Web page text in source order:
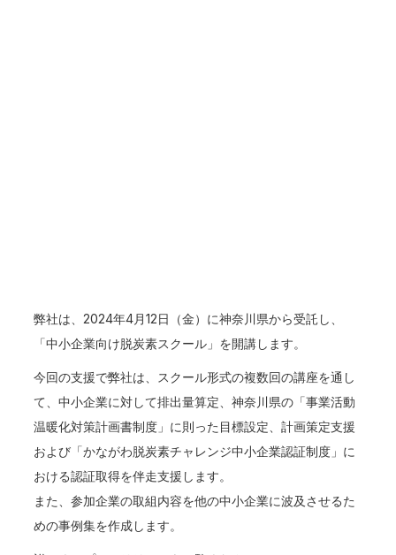
弊社は、2024年4月12日（金）に神奈川県から受託し、
「中小企業向け脱炭素スクール」を開講します。
今回の支援で弊社は、スクール形式の複数回の講座を通し
て、中小企業に対して排出量算定、神奈川県の「事業活動
温暖化対策計画書制度」に則った目標設定、計画策定支援
および「かながわ脱炭素チャレンジ中小企業認証制度」に
おける認証取得を伴走支援します。
また、参加企業の取組内容を他の中小企業に波及させるた
めの事例集を作成します。